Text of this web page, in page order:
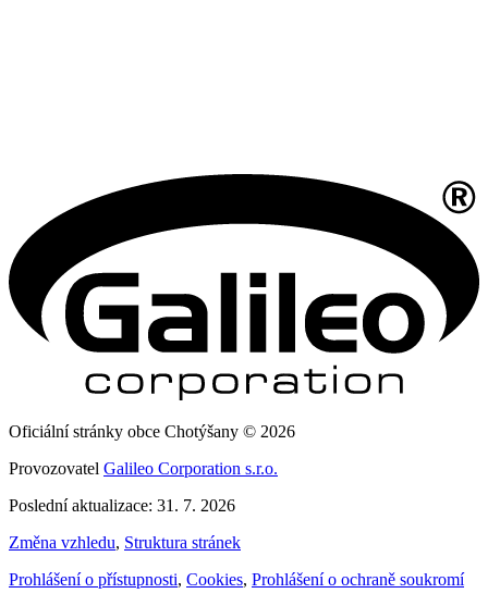
Oficiální stránky obce Chotýšany © 2026
Provozovatel Galileo Corporation s.r.o.
Poslední aktualizace: 31. 7. 2026
Změna vzhledu, Struktura stránek
Prohlášení o přístupnosti, Cookies, Prohlášení o ochraně soukromí